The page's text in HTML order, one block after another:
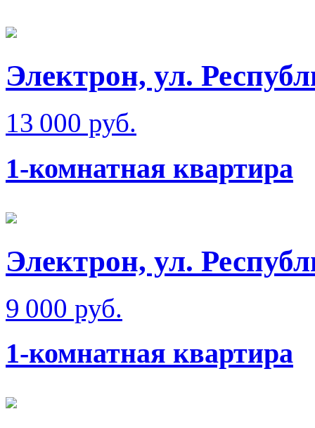
Электрон, ул.
13 000 руб.
1-комнатная квартира
Электрон, ул.
9 000 руб.
1-комнатная квартира